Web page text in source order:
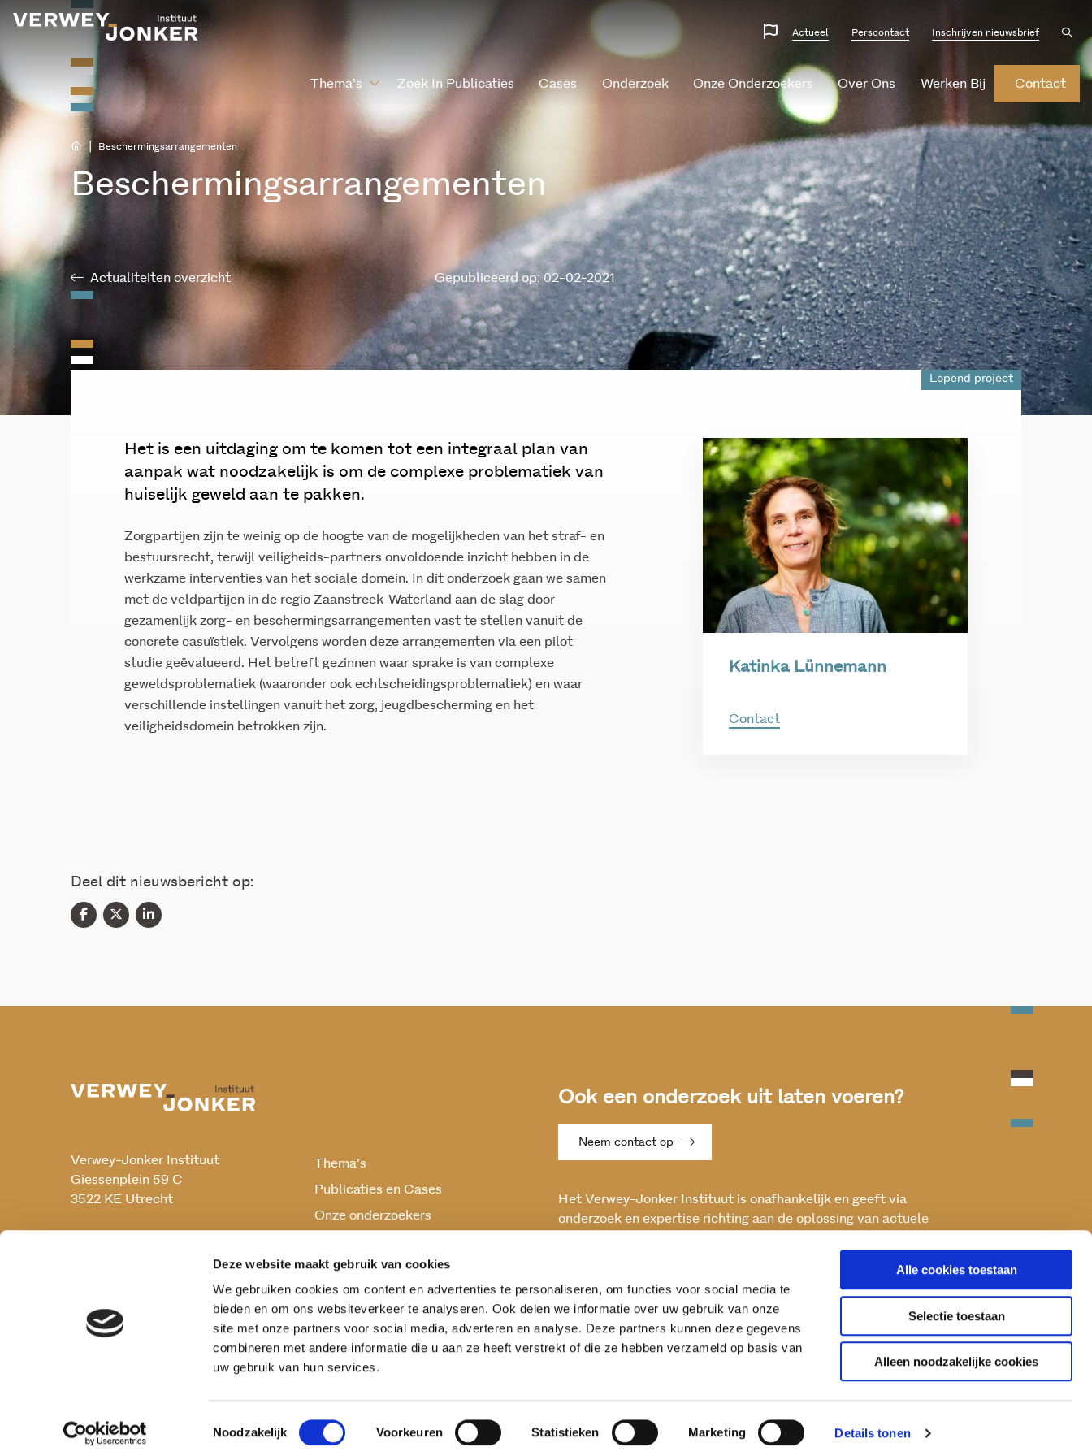
Deze website maakt gebruik van cookies
We gebruiken cookies om content en advertenties te personaliseren, om functies voor social media te
bieden en om ons websiteverkeer te analyseren. Ook delen we informatie over uw gebruik van onze
site met onze partners voor social media, adverteren en analyse. Deze partners kunnen deze gegevens
combineren met andere informatie die u aan ze heeft verstrekt of die ze hebben verzameld op basis van
uw gebruik van hun services.
Toestemmingsselectie
Noodzakelijk Voorkeuren Statistieken Marketing Details tonen
Alle cookies toestaan
Selectie toestaan
Alleen noodzakelijke cookies
Website
Actueel Perscontact Inschrijven nieuwsbrief
Thema’s Zoek In Publicaties Cases Onderzoek Onze Onderzoekers Over Ons Werken Bij Contact
| Beschermingsarrangementen
Beschermingsarrangementen
Actualiteiten overzicht Gepubliceerd op: 02-02-2021
Lopend project
Het is een uitdaging om te komen tot een integraal plan van
aanpak wat noodzakelijk is om de complexe problematiek van
huiselijk geweld aan te pakken.
Zorgpartijen zijn te weinig op de hoogte van de mogelijkheden van het straf- en
bestuursrecht, terwijl veiligheids-partners onvoldoende inzicht hebben in de
werkzame interventies van het sociale domein. In dit onderzoek gaan we samen
met de veldpartijen in de regio Zaanstreek-Waterland aan de slag door
gezamenlijk zorg- en beschermingsarrangementen vast te stellen vanuit de
concrete casuïstiek. Vervolgens worden deze arrangementen via een pilot
studie geëvalueerd. Het betreft gezinnen waar sprake is van complexe
geweldsproblematiek (waaronder ook echtscheidingsproblematiek) en waar
verschillende instellingen vanuit het zorg, jeugdbescherming en het
veiligheidsdomein betrokken zijn.
Katinka Lünnemann
Contact
Deel dit nieuwsbericht op:
Verwey-Jonker Instituut
Giessenplein 59 C
3522 KE Utrecht
Thema’s
Publicaties en Cases
Onze onderzoekers
Ook een onderzoek uit laten voeren?
Neem contact op
Het Verwey-Jonker Instituut is onafhankelijk en geeft via
onderzoek en expertise richting aan de oplossing van actuele
Privacy reglement Cookies Disclaimer Verantwoording